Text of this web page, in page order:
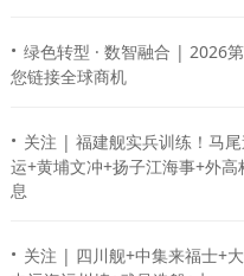
· 绿色转型 · 数智融合 | 2026
您链接全球商机
· 关注 | 福建舰实兵训练！马
运+黄埔文冲+扬子江海事+外
息
· 关注 | 四川舰+中集来福士+